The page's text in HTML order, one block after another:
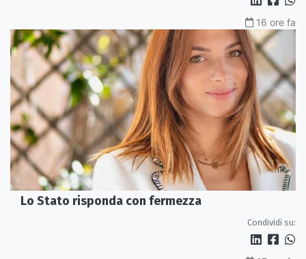
16 ore fa
Lo Stato risponda con fermezza
Condividi su: